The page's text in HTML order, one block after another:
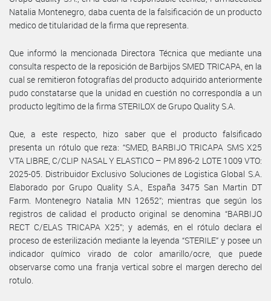
Natalia Montenegro, daba cuenta de la falsificación de un producto
medico de titularidad de la firma que representa.
Que informó la mencionada Directora Técnica que mediante una
consulta respecto de la reposición de Barbijos SMED TRICAPA, en la
cual se remitieron fotografías del producto adquirido anteriormente
pudo constatarse que la unidad en cuestión no correspondía a un
producto legítimo de la firma STERILOX de Grupo Quality S.A.
Que, a este respecto, hizo saber que el producto falsificado
presenta un rótulo que reza: “SMED, BARBIJO TRICAPA SMS X25
VTA LIBRE, C/CLIP NASAL Y ELASTICO – PM 896-2 LOTE 1009 VTO:
2025-05. Distribuidor Exclusivo Soluciones de Logistica Global S.A.
Elaborado por Grupo Quality S.A., España 3475 San Martin DT
Farm. Montenegro Natalia MN 12652”; mientras que según los
registros de calidad el producto original se denomina “BARBIJO
RECT C/ELAS TRICAPA X25”; y además, en el rótulo declara el
proceso de esterilización mediante la leyenda “STERILE” y posee un
indicador químico virado de color amarillo/ocre, que puede
observarse como una franja vertical sobre el margen derecho del
rotulo.